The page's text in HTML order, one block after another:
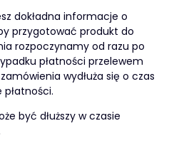
dokładna informacje o
przygotować produkt do
rozpoczynamy od razu po
płatności przelewem
wydłuża się o czas
być dłuższy w czasie